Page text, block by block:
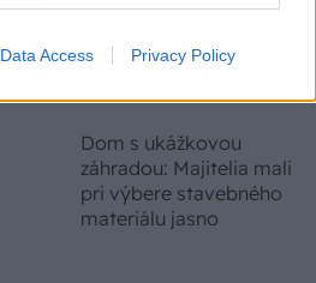
Data Access Privacy Policy
Dom s ukážkovou
záhradou: Majitelia mali
pri výbere stavebného
materiálu jasno